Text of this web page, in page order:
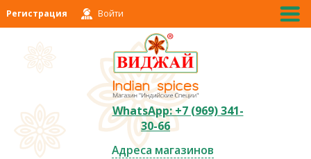
Регистрация Войти
WhatsApp: +7 (969) 341-
30-66
Адреса магазинов